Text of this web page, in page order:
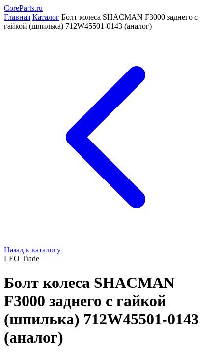
CoreParts.ru
Главная Каталог Болт колеса SHACMAN F3000 заднего с
гайкой (шпилька) 712W45501-0143 (аналог)
Назад к каталогу
LEO Trade
Болт колеса SHACMAN
F3000 заднего с гайкой
(шпилька) 712W45501-0143
(аналог)